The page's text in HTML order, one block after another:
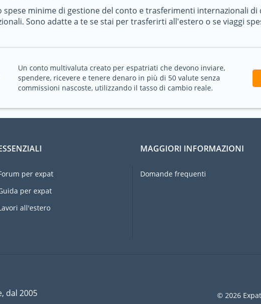
spese minime di gestione del conto e trasferimenti internazionali
Sono adatte a te se stai per trasferirti all'estero o se viaggi
Un conto multivaluta creato per espatriati che devono inviare,
spendere, ricevere e tenere denaro in più di 50 valute senza
commissioni nascoste, utilizzando il tasso di cambio reale.
per expat
per expat
all'estero
MAGGIORI INFORMAZIONI
Domande frequenti
© 2026
dal 2005